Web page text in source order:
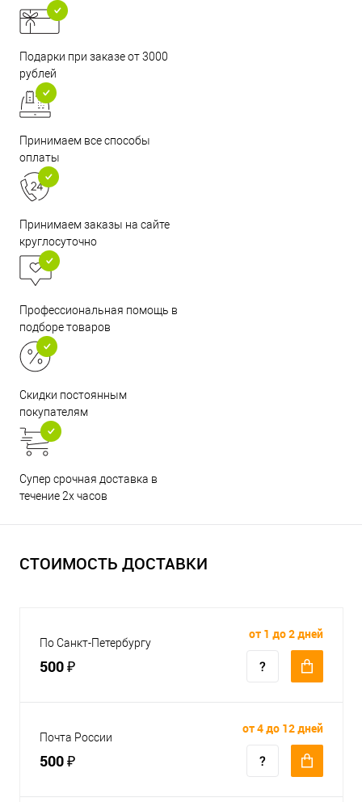
Подарки при заказе от 3000
рублей
Принимаем все способы
оплаты
Принимаем заказы на сайте
круглосуточно
Профессиональная помощь в
подборе товаров
Скидки постоянным
покупателям
Супер срочная доставка в
течение 2х часов
СТОИМОСТЬ ДОСТАВКИ
По Санкт-Петербургу
500 ₽
от 1 до 2 дней
Почта России
500 ₽
от 4 до 12 дней